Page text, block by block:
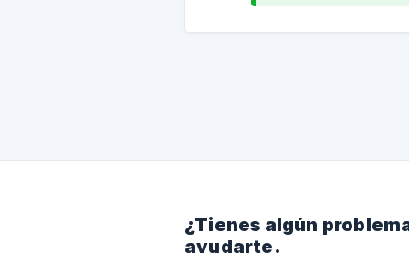
¿Tienes algún
ayudarte.